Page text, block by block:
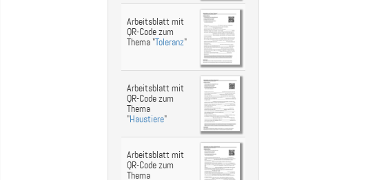
Arbeitsblatt mit
QR-Code zum
Thema "Toleranz"
Arbeitsblatt mit
QR-Code zum
Thema
"Haustiere"
Arbeitsblatt mit
QR-Code zum
Thema